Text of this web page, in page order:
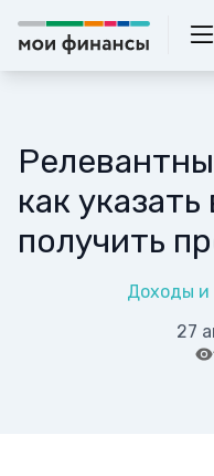
как
получить
Доходы и
27